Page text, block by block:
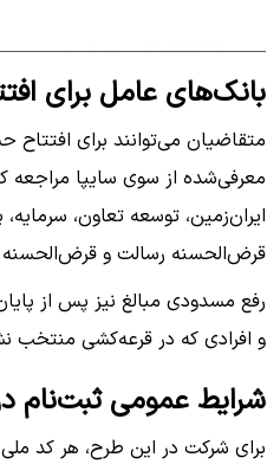
بانک‌های عامل برای
معرفی‌شده از سوی سایپا مراجعه
ایران‌زمین، توسعه تعاون، سرمایه،
قرض‌الحسنه رسالت و
رفع مسدودی مبالغ نیز پس از
و افرادی که در قرعه‌کشی منتخب
شرایط عمومی ثبت‌نام
برای شرکت در این طرح، هر کد